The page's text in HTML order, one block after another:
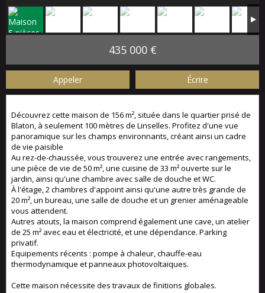
435 000 €
Appeler Écrire
Découvrez cette maison de 156 m², située dans le quartier prisé de
Blaton, à seulement 100 mètres de Linselles. Profitez d'une vue
panoramique sur les champs environnants, créant ainsi un cadre
de vie paisible
Au rez-de-chaussée, vous trouverez une entrée avec rangements,
une pièce de vie de 50 m², une cuisine de 33 m² ouverte sur le
jardin, ainsi qu'une chambre avec salle de douche et WC.
À l'étage, 2 chambres d'appoint ainsi qu'une autre très grande de
20 m², un bureau, une salle de douche et un grenier aménageable
vous attendent.
Autres atouts, la maison comprend également une cave, un atelier
de 25 m² avec eau et électricité, et une dépendance. Parking
privatif.
Equipements récents : pompe à chaleur, chauffe-eau
thermodynamique et panneaux photovoltaïques.
Cette maison nécessite des travaux de finitions globales.